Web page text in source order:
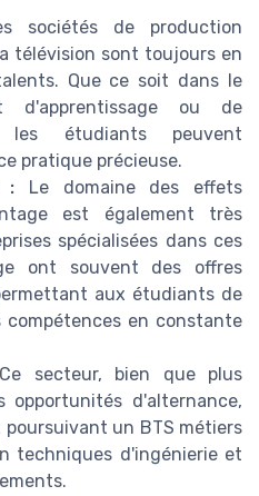
sociétés de production
télévision sont toujours en
Que ce soit dans le
d'apprentissage ou de
les étudiants peuvent
pratique précieuse.
:
Le domaine des effets
est également très
spécialisées dans ces
ont souvent des offres
aux étudiants de
en constante
Ce secteur, bien que plus
opportunités d'alternance,
un BTS métiers
techniques d'ingénierie et